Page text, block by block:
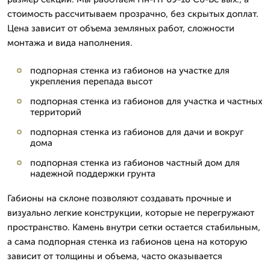
стоимость рассчитываем прозрачно, без скрытых доплат.
Цена зависит от объема земляных работ, сложности
монтажа и вида наполнения.
подпорная стенка из габионов на участке для
укрепления перепада высот
подпорная стенка из габионов для участка и частных
территорий
подпорная стенка из габионов для дачи и вокруг
дома
подпорная стенка из габионов частный дом для
надежной поддержки грунта
Габионы на склоне позволяют создавать прочные и
визуально легкие конструкции, которые не перегружают
пространство. Камень внутри сетки остается стабильным,
а сама подпорная стенка из габионов цена на которую
зависит от толщины и объема, часто оказывается